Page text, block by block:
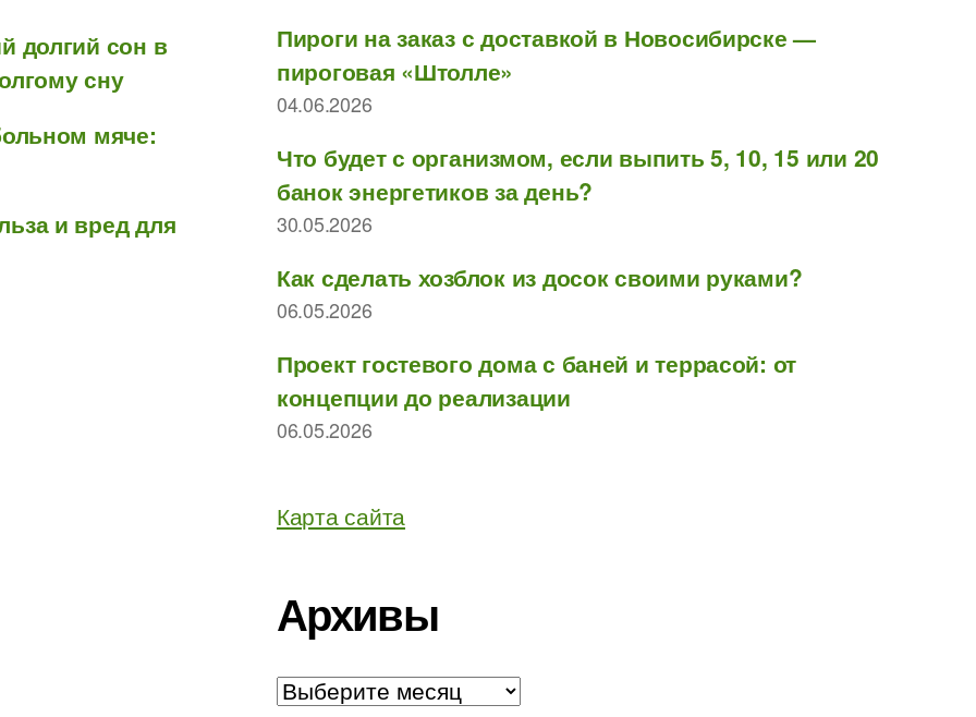
долгий сон в
сну
мяче:
и вред для
Пироги на заказ с доставкой в Новосибирске —
пироговая «Штолле»
04.06.2026
Что будет с организмом, если выпить 5, 10, 15 или 20
банок энергетиков за день?
30.05.2026
Как сделать хозблок из досок своими руками?
06.05.2026
Проект гостевого дома с баней и террасой: от
концепции до реализации
06.05.2026
Карта сайта
Архивы
Архивы